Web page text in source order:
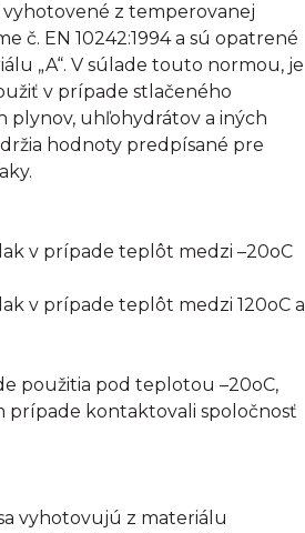
z temperovanej
č. EN 10242:1994 a sú opatrené
„A“. V súlade touto normou, je
v prípade stlačeného
plynov, uhľohydrátov a iných
hodnoty predpísané pre
v prípade teplôt medzi –20oC
v prípade teplôt medzi 120oC a
použitia pod teplotou –20oC,
prípade kontaktovali spoločnosť
vyhotovujú z materiálu